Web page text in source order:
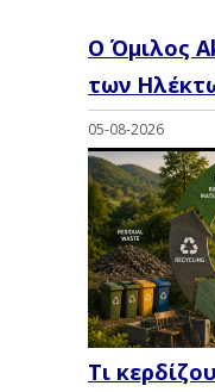
Ο Όμιλος
των
05-08-2026
Τι